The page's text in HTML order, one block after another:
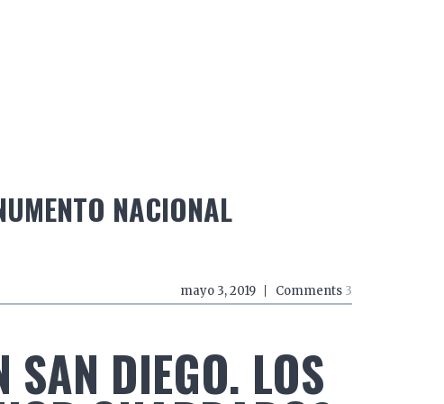
NACIONAL
mayo 3, 2019 Comments 3
SAN DIEGO. LOS